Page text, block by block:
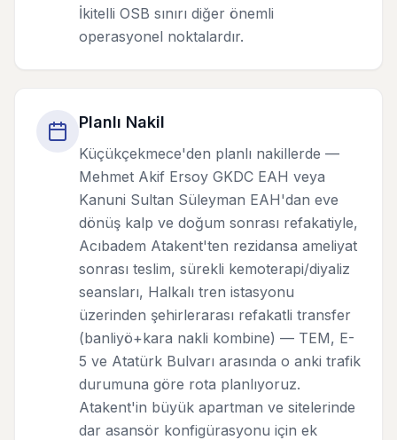
İkitelli OSB sınırı diğer önemli
operasyonel noktalardır.
Planlı Nakil
Küçükçekmece'den planlı nakillerde —
Mehmet Akif Ersoy GKDC EAH veya
Kanuni Sultan Süleyman EAH'dan eve
dönüş kalp ve doğum sonrası refakatiyle,
Acıbadem Atakent'ten rezidansa ameliyat
sonrası teslim, sürekli kemoterapi/diyaliz
seansları, Halkalı tren istasyonu
üzerinden şehirlerarası refakatli transfer
(banliyö+kara nakli kombine) — TEM, E-
5 ve Atatürk Bulvarı arasında o anki trafik
durumuna göre rota planlıyoruz.
Atakent'in büyük apartman ve sitelerinde
dar asansör konfigürasyonu için ek